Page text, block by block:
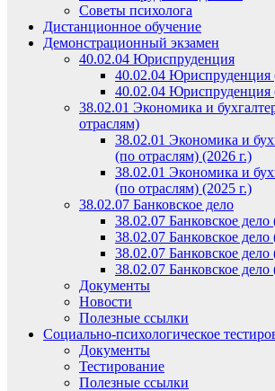
Советы психолога
Дистанционное обучение
Демонстрационный экзамен
40.02.04 Юриспруденция
40.02.04 Юриспруденция
40.02.04 Юриспруденция
38.02.01 Экономика и
отраслям)
38.02.01 Экономика и
(по отраслям) (2026 г.)
38.02.01 Экономика и
(по отраслям) (2025 г.)
38.02.07 Банковское дело
38.02.07 Банковское дело
38.02.07 Банковское дело
38.02.07 Банковское дело
38.02.07 Банковское дело
Документы
Новости
Полезные ссылки
Социально-психологическое
Документы
Тестирование
Полезные ссылки